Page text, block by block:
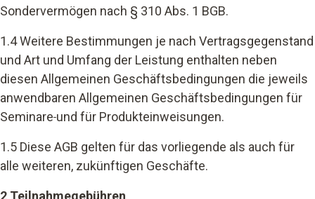
Sondervermögen nach § 310 Abs. 1 BGB.
1.4 Weitere Bestimmungen je nach Vertragsgegenstand
und Art und Umfang der Leistung enthalten neben
diesen Allgemeinen Geschäftsbedingungen die jeweils
anwendbaren Allgemeinen Geschäftsbedingungen für
Seminare und für Produkteinweisungen.
1.5 Diese AGB gelten für das vorliegende als auch für
alle weiteren, zukünftigen Geschäfte.
2 Teilnahmegebühren